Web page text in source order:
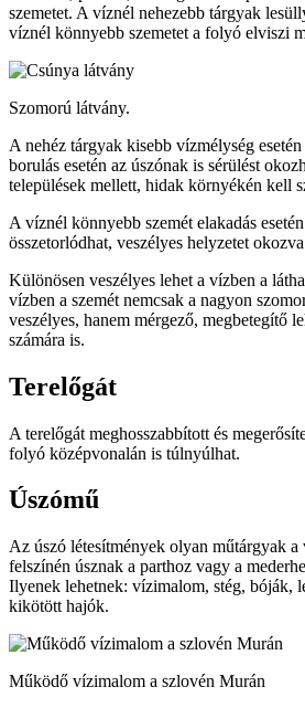
szemetet. A víznél nehezebb tárgyak
víznél könnyebb szemetet a folyó elviszi
Szomorú látvány.
A nehéz tárgyak kisebb vízmélység
borulás esetén az úszónak is sérülést
települések mellett, hidak környékén kell
A víznél könnyebb szemét elakadás
összetorlódhat, veszélyes helyzetet
Különösen veszélyes lehet a vízben a
vízben a szemét nemcsak a nagyon
veszélyes, hanem mérgező, megbetegítő
számára is.
Terelőgát
A terelőgát meghosszabbított és
folyó középvonalán is túlnyúlhat.
Úszómű
Az úszó létesítmények olyan műtárgyak
felszínén úsznak a parthoz vagy a
Ilyenek lehetnek: vízimalom, stég, bóják,
kikötött hajók.
Működő vízimalom a szlovén Murán